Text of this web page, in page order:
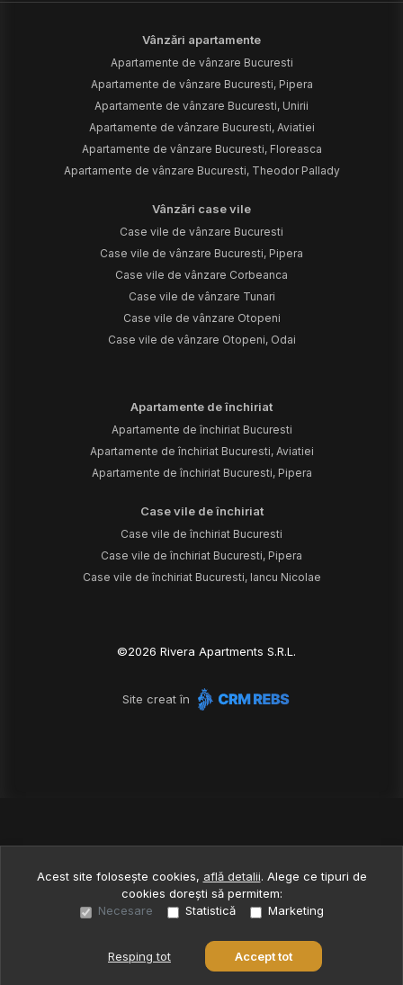
Vânzări apartamente
Apartamente de vânzare Bucuresti
Apartamente de vânzare Bucuresti, Pipera
Apartamente de vânzare Bucuresti, Unirii
Apartamente de vânzare Bucuresti, Aviatiei
Apartamente de vânzare Bucuresti, Floreasca
Apartamente de vânzare Bucuresti, Theodor Pallady
Vânzări case vile
Case vile de vânzare Bucuresti
Case vile de vânzare Bucuresti, Pipera
Case vile de vânzare Corbeanca
Case vile de vânzare Tunari
Case vile de vânzare Otopeni
Case vile de vânzare Otopeni, Odai
Apartamente de închiriat
Apartamente de închiriat Bucuresti
Apartamente de închiriat Bucuresti, Aviatiei
Apartamente de închiriat Bucuresti, Pipera
Case vile de închiriat
Case vile de închiriat Bucuresti
Case vile de închiriat Bucuresti, Pipera
Case vile de închiriat Bucuresti, Iancu Nicolae
©2026 Rivera Apartments S.R.L.
Site creat în
Acest site folosește cookies, află detalii. Alege ce tipuri de
cookies dorești să permitem:
Necesare
Statistică Marketing
Resping tot Accept tot